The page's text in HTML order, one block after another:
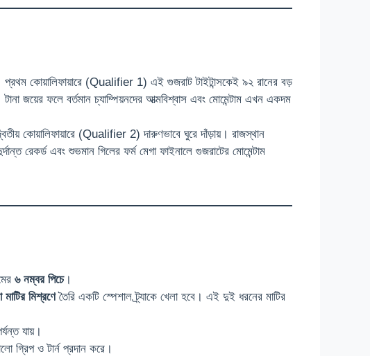
প্রথম কোয়ালিফায়ারে (Qualifier 1) এই গুজরাট টাইটান্সকেই ৯২ রানের বড়
জয়ের ফলে বর্তমান চ্যাম্পিয়নদের আত্মবিশ্বাস এবং মোমেন্টাম এখন একদম
কোয়ালিফায়ারে (Qualifier 2) দারুণভাবে ঘুরে দাঁড়ায়। রাজস্থান
রেকর্ড এবং শুভমান গিলের ফর্ম মেগা ফাইনালে গুজরাটের মোমেন্টাম
৬ নম্বর পিচে।
মিশ্রণেতৈরি একটি স্পেশাল ট্র্যাকে খেলা হবে। এই দুই ধরনের মাটির
যায়।
গ্রিপ ও টার্ন প্রদান করে।